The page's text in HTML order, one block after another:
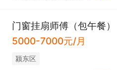
门窗挂扇师傅（包午餐）
5000-7000元/月
颍东区